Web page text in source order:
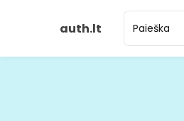
auth.lt